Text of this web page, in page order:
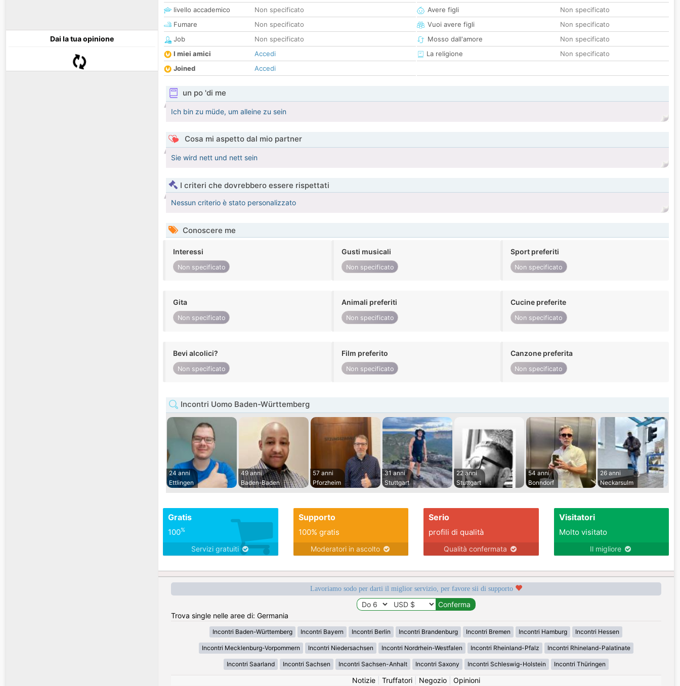
Dai la tua opinione
livello accademico
Non specificato
Fumare
Non specificato
Job
Non specificato
I miei amici
Accedi
Joined
Accedi
Avere figli
Non specificato
Vuoi avere figli
Non specificato
Mosso dall'amore
Non specificato
La religione
Non specificato
un po 'di me
Ich bin zu müde, um alleine zu sein
Cosa mi aspetto dal mio partner
Sie wird nett und nett sein
I criteri che dovrebbero essere rispettati
Nessun criterio è stato personalizzato
Conoscere me
Interessi
Non specificato
Gusti musicali
Non specificato
Sport preferiti
Non specificato
Gita
Non specificato
Animali preferiti
Non specificato
Cucine preferite
Non specificato
Bevi alcolici?
Non specificato
Film preferito
Non specificato
Canzone preferita
Non specificato
Incontri Uomo Baden-Württemberg
24 anni
Ettlingen
49 anni
Baden-Baden
57 anni
Pforzheim
31 anni
Stuttgart
22 anni
Stuttgart
54 anni
Bonndorf
26 anni
Neckarsulm
Gratis
100%
Servizi gratuiti
Supporto
100% gratis
Moderatori in ascolto
Serio
profili di qualità
Qualità confermata
Visitatori
Molto visitato
Il migliore
Lavoriamo sodo per darti il miglior servizio, per favore sii di supporto
Trova single nelle aree di: Germania
Incontri Baden-Württemberg Incontri Bayern Incontri Berlin Incontri Brandenburg Incontri Bremen Incontri Hamburg Incontri Hessen
Incontri Mecklenburg-Vorpommern Incontri Niedersachsen Incontri Nordrhein-Westfalen Incontri Rheinland-Pfalz Incontri Rhineland-Palatinate
Incontri Saarland Incontri Sachsen Incontri Sachsen-Anhalt Incontri Saxony Incontri Schleswig-Holstein Incontri Thüringen
Notizie| Truffatori| Negozio| Opinioni